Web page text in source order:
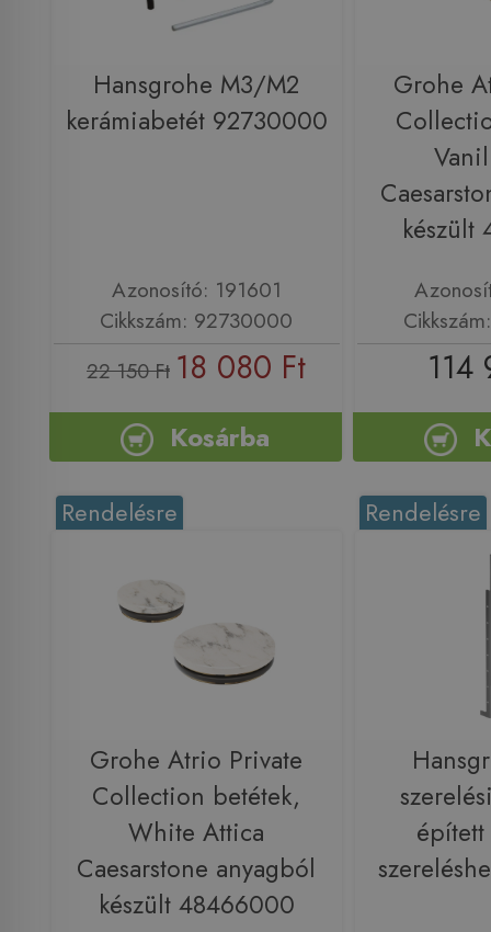
Hansgrohe M3/M2
kerámiabetét 92730000
Azonosító: 191601
Cikkszám: 92730000
22 150 Ft 18 080 Ft
Kosárba
Grohe
készült
114
Rendelésre
Grohe Atrio Private
Collection betétek,
White Attica
Caesarstone anyagból
készült 48466000
Rendelésre